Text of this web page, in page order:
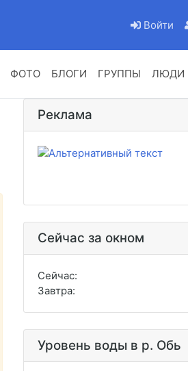
Войти
ФОТО БЛОГИ ГРУППЫ ЛЮДИ
Реклама
Сейчас за окном
Сейчас:
Завтра:
Уровень воды в р. Обь